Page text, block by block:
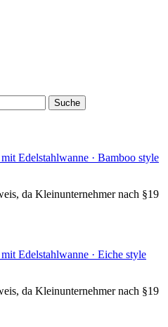
Suche
Edelstahlwanne · Bamboo style
da Kleinunternehmer nach §19
Edelstahlwanne · Eiche style
da Kleinunternehmer nach §19